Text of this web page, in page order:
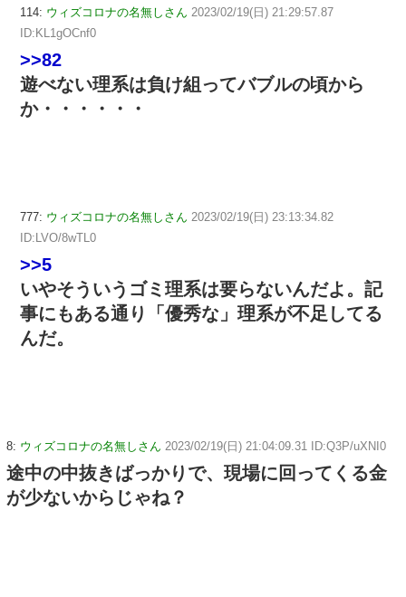
114: ウィズコロナの名無しさん 2023/02/19(日) 21:29:57.87
ID:KL1gOCnf0
>>82
遊べない理系は負け組ってバブルの頃から
か・・・・・・
777: ウィズコロナの名無しさん 2023/02/19(日) 23:13:34.82
ID:LVO/8wTL0
>>5
いやそういうゴミ理系は要らないんだよ。記
事にもある通り「優秀な」理系が不足してる
んだ。
8: ウィズコロナの名無しさん 2023/02/19(日) 21:04:09.31 ID:Q3P/uXNI0
途中の中抜きばっかりで、現場に回ってくる金
が少ないからじゃね？